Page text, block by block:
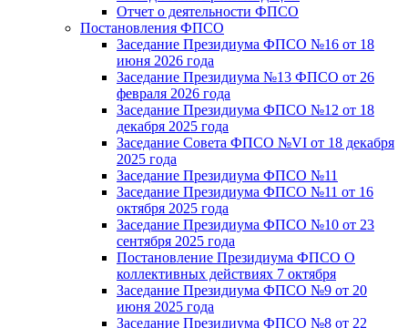
Отчет о деятельности ФПСО
Постановления ФПСО
Заседание Президиума ФПСО №16 от 18
июня 2026 года
Заседание Президиума №13 ФПСО от 26
февраля 2026 года
Заседание Президиума ФПСО №12 от 18
декабря 2025 года
Заседание Совета ФПСО №VI от 18 декабря
2025 года
Заседание Президиума ФПСО №11
Заседание Президиума ФПСО №11 от 16
октября 2025 года
Заседание Президиума ФПСО №10 от 23
сентября 2025 года
Постановление Президиума ФПСО О
коллективных действиях 7 октября
Заседание Президиума ФПСО №9 от 20
июня 2025 года
Заседание Президиума ФПСО №8 от 22